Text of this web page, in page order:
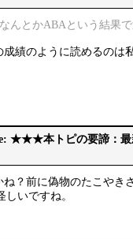
んとかABAという結果
績のように読めるのは
★★★本トピの要諦：最
？前に偽物のたこやき
いですね。